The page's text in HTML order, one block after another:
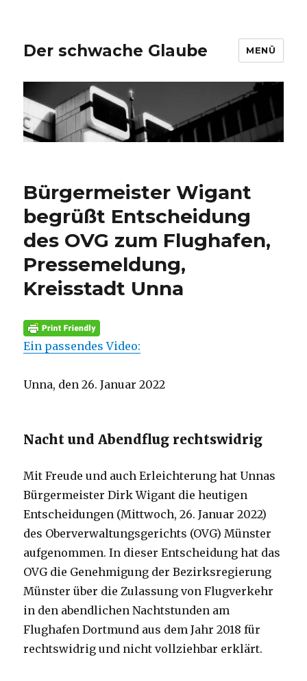
Der schwache Glaube MENÜ
Bürgermeister Wigant
begrüßt Entscheidung
des OVG zum Flughafen,
Pressemeldung,
Kreisstadt Unna
Ein passendes Video:
Unna, den 26. Januar 2022
Nacht und Abendflug rechtswidrig
Mit Freude und auch Erleichterung hat Unnas
Bürgermeister Dirk Wigant die heutigen
Entscheidungen (Mittwoch, 26. Januar 2022)
des Oberverwaltungsgerichts (OVG) Münster
aufgenommen. In dieser Entscheidung hat das
OVG die Genehmigung der Bezirksregierung
Münster über die Zulassung von Flugverkehr
in den abendlichen Nachtstunden am
Flughafen Dortmund aus dem Jahr 2018 für
rechtswidrig und nicht vollziehbar erklärt.